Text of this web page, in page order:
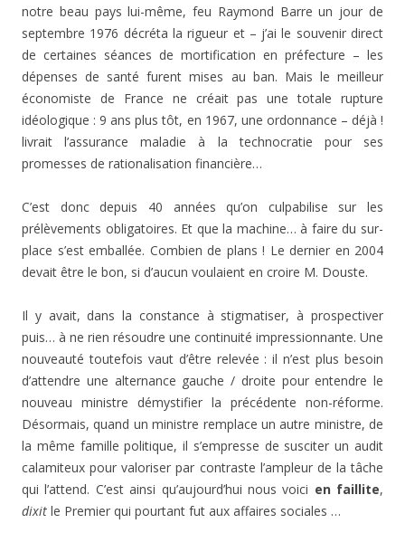
notre beau pays lui-même, feu Raymond Barre un jour de
septembre 1976 décréta la rigueur et – j’ai le souvenir direct
de certaines séances de mortification en préfecture – les
dépenses de santé furent mises au ban. Mais le meilleur
économiste de France ne créait pas une totale rupture
idéologique : 9 ans plus tôt, en 1967, une ordonnance – déjà !
livrait l’assurance maladie à la technocratie pour ses
promesses de rationalisation financière…
C’est donc depuis 40 années qu’on culpabilise sur les
prélèvements obligatoires. Et que la machine… à faire du sur-
place s’est emballée. Combien de plans ! Le dernier en 2004
devait être le bon, si d’aucun voulaient en croire M. Douste.
Il y avait, dans la constance à stigmatiser, à prospectiver
puis… à ne rien résoudre une continuité impressionnante. Une
nouveauté toutefois vaut d’être relevée : il n’est plus besoin
d’attendre une alternance gauche / droite pour entendre le
nouveau ministre démystifier la précédente non-réforme.
Désormais, quand un ministre remplace un autre ministre, de
la même famille politique, il s’empresse de susciter un audit
calamiteux pour valoriser par contraste l’ampleur de la tâche
qui l’attend. C’est ainsi qu’aujourd’hui nous voici en faillite,
dixit le Premier qui pourtant fut aux affaires sociales …